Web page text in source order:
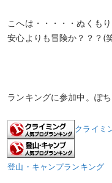
こへは・・・・・ぬくも
安心よりも冒険か？？？(
ランキングに参加中。ぽ
クライミ
登山・キャンプランキング